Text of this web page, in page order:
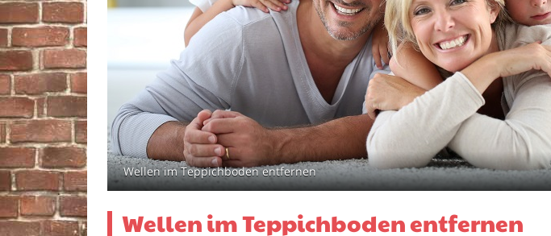
Wellen im Teppichboden entfernen
Wellen im Teppichboden entfernen